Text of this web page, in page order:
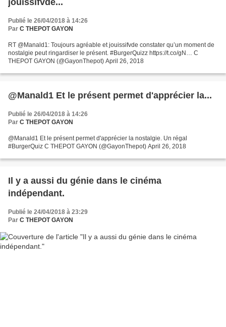
jouissifvde...
Publié le 26/04/2018 à 14:26
Par C THEPOT GAYON
RT @Manald1: Toujours agréable et jouissifvde constater qu’un moment de
nostalgie peut ringardiser le présent. #BurgerQuizz https://t.co/gN… C
THEPOT GAYON (@GayonThepot) April 26, 2018
@Manald1 Et le présent permet d'apprécier la...
Publié le 26/04/2018 à 14:26
Par C THEPOT GAYON
@Manald1 Et le présent permet d'apprécier la nostalgie. Un régal
#BurgerQuiz C THEPOT GAYON (@GayonThepot) April 26, 2018
Il y a aussi du génie dans le cinéma
indépendant.
Publié le 24/04/2018 à 23:29
Par C THEPOT GAYON